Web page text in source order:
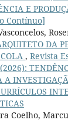
E
Contínuo]
DA
, Revista
A
Coelho,